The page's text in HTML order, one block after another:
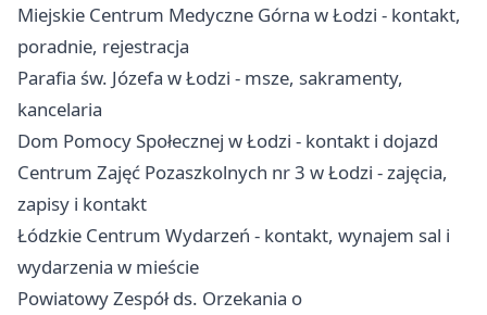
Miejskie Centrum Medyczne Górna w Łodzi - kontakt,
poradnie, rejestracja
Parafia św. Józefa w Łodzi - msze, sakramenty,
kancelaria
Dom Pomocy Społecznej w Łodzi - kontakt i dojazd
Centrum Zajęć Pozaszkolnych nr 3 w Łodzi - zajęcia,
zapisy i kontakt
Łódzkie Centrum Wydarzeń - kontakt, wynajem sal i
wydarzenia w mieście
Powiatowy Zespół ds. Orzekania o